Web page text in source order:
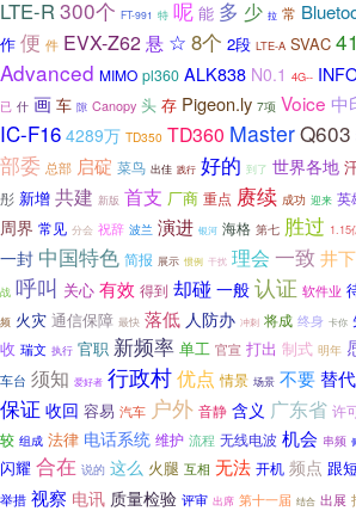
LTE-R300个 FT-991 特 呢 能 多 少 拉 常
作 便 件 EVX-Z62悬 ☆ 8个 2段 LTE-A SVAC
Advanced MIMO pl360 ALK838 N0.1 4G--
已 什 画 车 隙 Canopy 头 存 Pigeon.ly 7项 Voice 中
IC-F16 4289万 TD350 TD360 MasterQ603
部委 总部 启碇 菜鸟 出佳 践行 好的 到了 世界各地
彤 新增 共建 新版 首支 厂商 重点 赓续 成功 迎来 英
周界 常见 分会 祝辞 波兰 演进 银河 海格 第七 胜过 1.15
一封 中国特色 简报 展示 惯例 干扰 理会 一致井下
战 呼叫 关心 有效 得到 却碰 一般 认证 软件业
频 火灾 通信保障 最快 落低 人防办 冲刺 将成 终身 卡你
收 瑞文 执行 官职 新频率 单工 官宣 打出 制式 明年
车台 须知 爱好者 行政村优点 情景 场景 不要 替代
保证 收回 容易 汽车 户外 音静 含义 广东省 许
较 组成 法律 电话系统 维护 流程 无线电波 机会 串频
闪耀 合在 说的 这么 火腿 互相 无法 开机 频点 跟短
举措 视察 电讯 质量检验 评审 出席 第十一届 结合 出展